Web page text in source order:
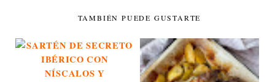
TAMBIÉN PUEDE GUSTARTE